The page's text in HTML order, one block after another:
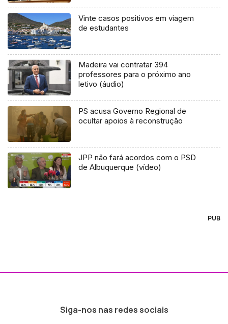
Vinte casos positivos em viagem
de estudantes
Madeira vai contratar 394
professores para o próximo ano
letivo (áudio)
PS acusa Governo Regional de
ocultar apoios à reconstrução
JPP não fará acordos com o PSD
de Albuquerque (vídeo)
PUB
Siga-nos nas redes sociais